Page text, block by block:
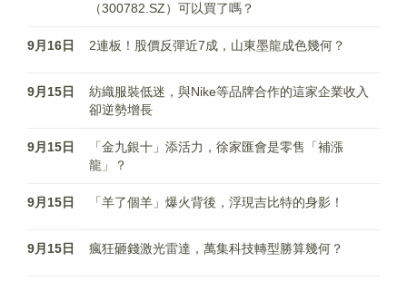
（300782.SZ）可以買了嗎？
9月16日 2連板！股價反彈近7成，山東墨龍成色幾何？
9月15日
紡織服裝低迷，與Nike等品牌合作的這家企業收入
卻逆勢增長
9月15日
「金九銀十」添活力，徐家匯會是零售「補漲
龍」？
9月15日 「羊了個羊」爆火背後，浮現吉比特的身影！
9月15日 瘋狂砸錢激光雷達，萬集科技轉型勝算幾何？